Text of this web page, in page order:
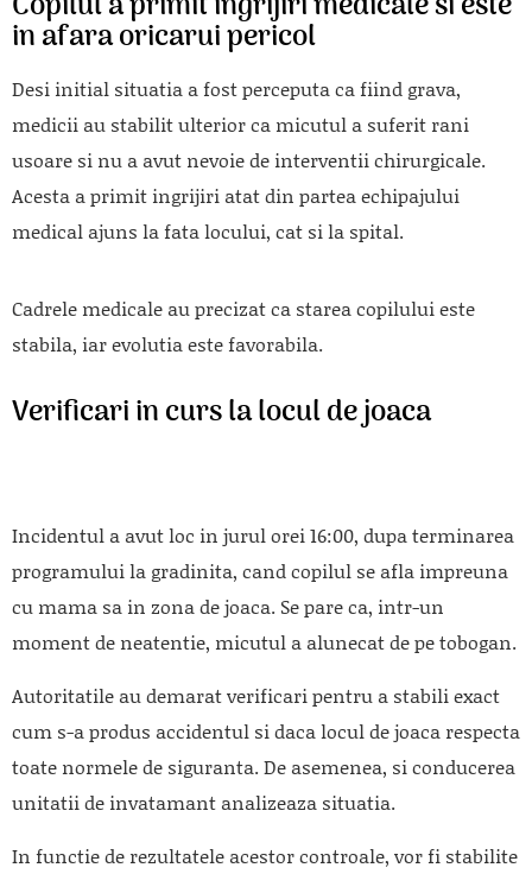
in afara oricarui pericol
Desi initial situatia a fost perceputa ca fiind grava,
medicii au stabilit ulterior ca micutul a suferit rani
usoare si nu a avut nevoie de interventii chirurgicale.
Acesta a primit ingrijiri atat din partea echipajului
medical ajuns la fata locului, cat si la spital.
Cadrele medicale au precizat ca starea copilului este
stabila, iar evolutia este favorabila.
Verificari in curs la locul de joaca
Incidentul a avut loc in jurul orei 16:00, dupa terminarea
programului la gradinita, cand copilul se afla impreuna
cu mama sa in zona de joaca. Se pare ca, intr-un
moment de neatentie, micutul a alunecat de pe tobogan.
Autoritatile au demarat verificari pentru a stabili exact
cum s-a produs accidentul si daca locul de joaca respecta
toate normele de siguranta. De asemenea, si conducerea
unitatii de invatamant analizeaza situatia.
In functie de rezultatele acestor controale, vor fi stabilite